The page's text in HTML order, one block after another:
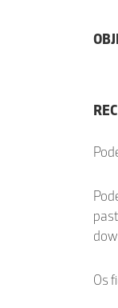
Os